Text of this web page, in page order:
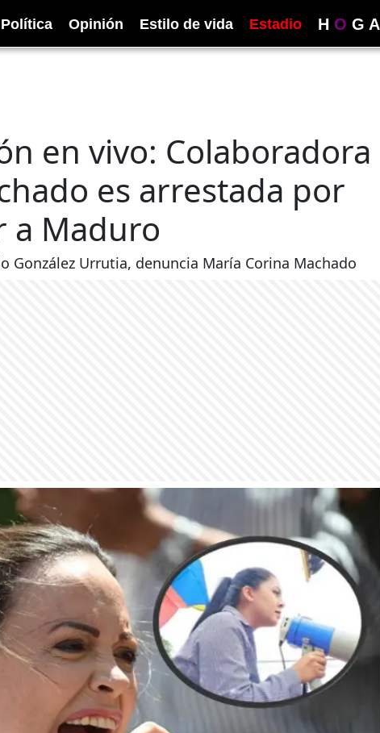
Política Opinión Estilo de vida Estadio H O G A
en vivo: Colaboradora
es arrestada por
a Maduro
Urrutia, denuncia María Corina Machado